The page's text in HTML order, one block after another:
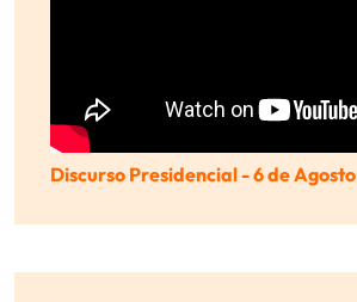
Discurso Presidencial - 6 de Agosto